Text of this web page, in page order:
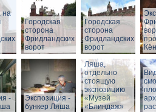
на
Городская
сторона
Фридландских
ворот
Городская
сторона
Фридландских
ворот
-
Экспозиция -
бункер Ляша
Вход в бункер
Ляша,
отдельно
стоящую
экспозицию
«Музей
«Блиндаж»